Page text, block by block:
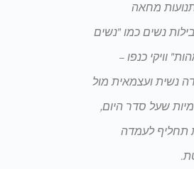
מחאה
נשים כמו "נשים
"4 אמהות" וויקי כנפו –
נשית ועצמאית מול
שעל סדר היום,
תחליף לעמדה